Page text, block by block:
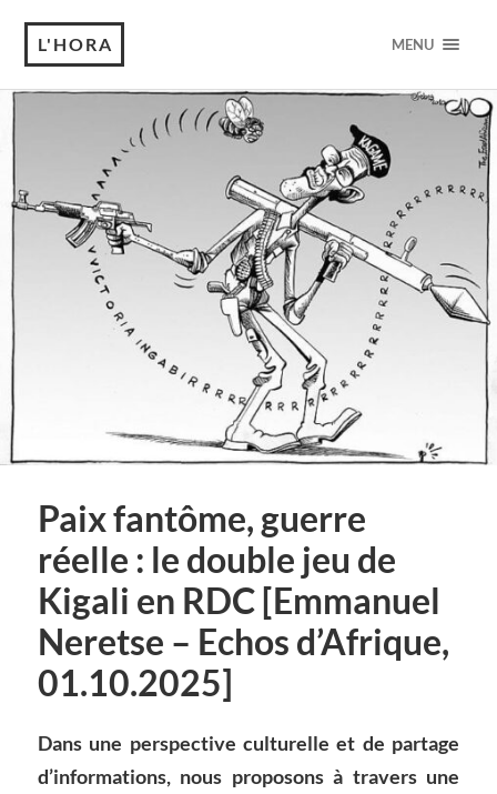
L'HORA MENU
Paix fantôme, guerre
réelle : le double jeu de
Kigali en RDC [Emmanuel
Neretse – Echos d’Afrique,
01.10.2025]
Dans une perspective culturelle et de partage
d’informations, nous proposons à travers une